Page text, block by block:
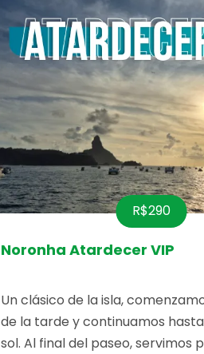
R$290
Noronha Atardecer VIP
Un clásico de la isla,
de la tarde y continuamos
sol. Al final del paseo, servimos